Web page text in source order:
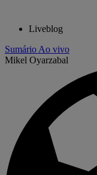
Liveblog
Sumário Ao vivo
Mikel Oyarzabal